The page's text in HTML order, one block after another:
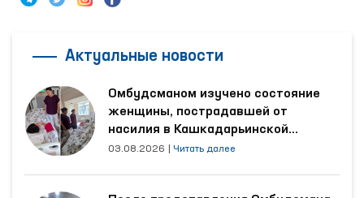
Региональные представители
Актуальные новости
Омбудсманом изучено состояние
женщины, пострадавшей от
насилия в Кашкадарьинской
03.08.2026